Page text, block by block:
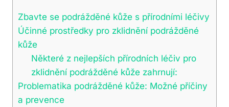
Zbavte se podrážděné kůže s přírodními léčivy
Účinné prostředky pro zklidnění podrážděné
kůže
Některé z nejlepších přírodních léčiv pro
zklidnění podrážděné kůže zahrnují:
Problematika podrážděné kůže: Možné příčiny
a prevence